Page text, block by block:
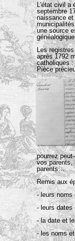
L'état civil a
septembre
naissance
une source
Les
après 1792
catholiques
Pièce
pourrez
vos parents,
parents…
Remis aux
- leurs noms
- leurs dates
- la date et
- les noms